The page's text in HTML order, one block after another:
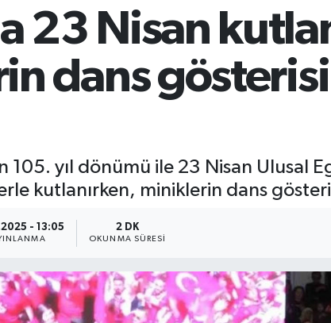
23 Nisan
dans
105. yıl dönümü ile 23 Nisan Ulusal
kutlanırken, miniklerin dans
- 13:05 2 DK
OKUNMA SÜRESI